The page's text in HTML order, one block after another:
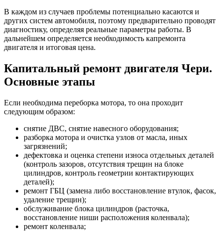
В каждом из случаев проблемы потенциально касаются и
других систем автомобиля, поэтому предварительно проводят
диагностику, определяя реальные параметры работы. В
дальнейшем определяется необходимость капремонта
двигателя и итоговая цена.
Капитальный ремонт двигателя Чери.
Основные этапы
Если необходима переборка мотора, то она проходит
следующим образом:
снятие ДВС, снятие навесного оборудования;
разборка мотора и очистка узлов от масла, иных
загрязнений;
дефектовка и оценка степени износа отдельных деталей
(контроль зазоров, отсутствия трещин на блоке
цилиндров, контроль геометрии контактирующих
деталей);
ремонт ГБЦ (замена либо восстановление втулок, фасок,
удаление трещин);
обслуживание блока цилиндров (расточка,
восстановление ниши расположения коленвала);
ремонт коленвала;